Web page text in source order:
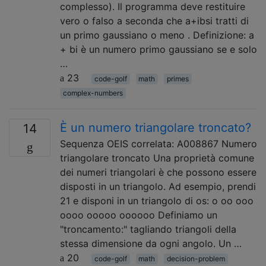
complesso). Il programma deve restituire
vero o falso a seconda che a+ibsi tratti di
un primo gaussiano o meno . Definizione: a
+ bi è un numero primo gaussiano se e solo
…
23
code-golf math
primes
complex-numbers
14 È un numero triangolare troncato?
Sequenza OEIS correlata: A008867 Numero
triangolare troncato Una proprietà comune
dei numeri triangolari è che possono essere
disposti in un triangolo. Ad esempio, prendi
21 e disponi in un triangolo di os: o oo ooo
oooo ooooo oooooo Definiamo un
"troncamento:" tagliando triangoli della
stessa dimensione da ogni angolo. Un …
20
code-golf math
decision-problem